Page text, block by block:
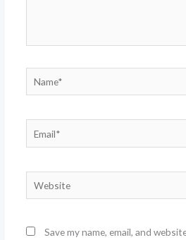
Name*
Website
Save my name, email, and